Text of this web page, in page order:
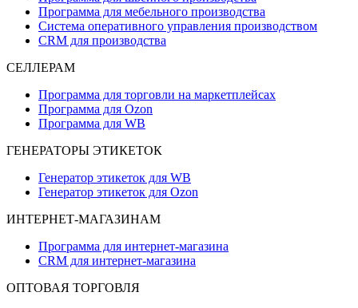
Программа для мебельного производства
Система оперативного управления производством
CRM для производства
СЕЛЛЕРАМ
Программа для торговли на маркетплейсах
Программа для Ozon
Программа для WB
ГЕНЕРАТОРЫ ЭТИКЕТОК
Генератор этикеток для WB
Генератор этикеток для Ozon
ИНТЕРНЕТ-МАГАЗИНАМ
Программа для интернет-магазина
CRM для интернет-магазина
ОПТОВАЯ ТОРГОВЛЯ